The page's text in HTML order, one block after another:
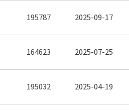
195787 2025-09-17
164623 2025-07-25
195032 2025-04-19